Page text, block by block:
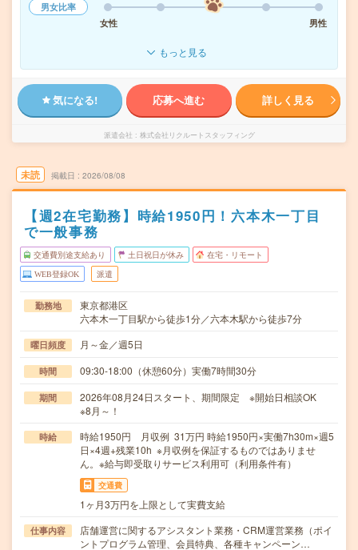
男女比率
女性
男性
もっと見る
気になる! 応募へ進む 詳しく見る
派遣会社 株式会社リクルートスタッフィング
未読 掲載日 2026/08/08
【週2在宅勤務】時給1950円！六本木一丁目
で一般事務
交通費別途支給あり 土日祝日が休み 在宅・リモート
WEB登録OK 派遣
勤務地
東京都港区
六本木一丁目駅から徒歩1分／六本木駅から徒歩7分
曜日頻度 月～金／週5日
時間 09:30-18:00（休憩60分）実働7時間30分
期間
2026年08月24日スタート、期間限定 ※開始日相談OK
※8月～！
時給
時給1950円 月収例 31万円 時給1950円×実働7h30m×週5
日×4週+残業10h ※月収例を保証するものではありませ
ん。※給与即受取りサービス利用可（利用条件有）
交通費
1ヶ月3万円を上限として実費支給
仕事内容
店舗運営に関するアシスタント業務・CRM運営業務（ポイ
ントプログラム管理、会員特典、各種キャンペーン…